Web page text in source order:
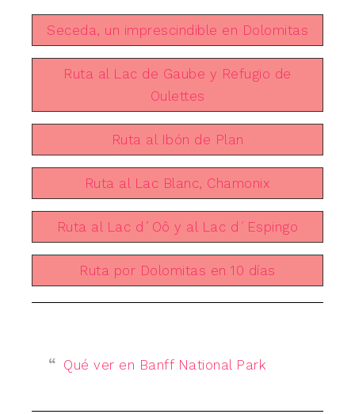
Seceda, un imprescindible en Dolomitas
Ruta al Lac de Gaube y Refugio de
Oulettes
Ruta al Ibón de Plan
Ruta al Lac Blanc, Chamonix
Ruta al Lac d´Oô y al Lac d´Espingo
Ruta por Dolomitas en 10 días
Qué ver en Banff National Park